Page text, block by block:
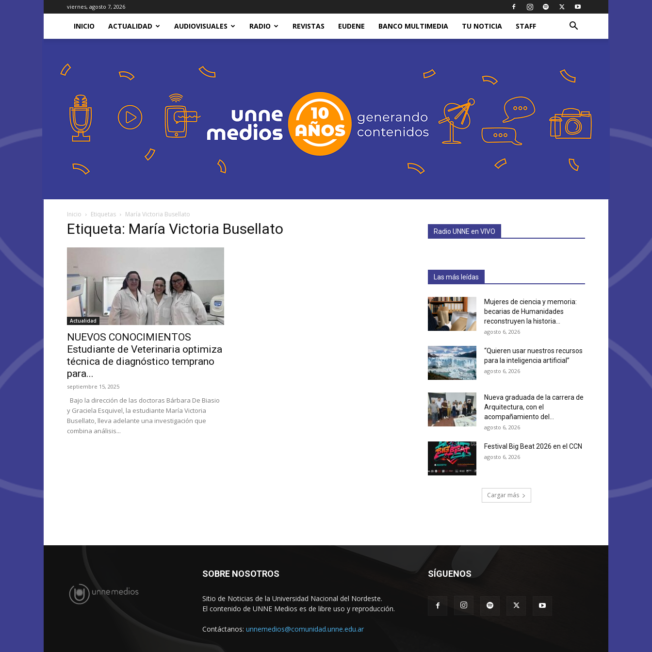
viernes, agosto 7, 2026
INICIO ACTUALIDAD AUDIOVISUALES RADIO REVISTAS EUDENE BANCO MULTIMEDIA TU NOTICIA STAFF
Inicio Etiquetas María Victoria Busellato
Etiqueta: María Victoria Busellato
Actualidad
NUEVOS CONOCIMIENTOS
Estudiante de Veterinaria optimiza
técnica de diagnóstico temprano
para...
septiembre 15, 2025
Bajo la dirección de las doctoras Bárbara De Biasio
y Graciela Esquivel, la estudiante María Victoria
Busellato, lleva adelante una investigación que
combina análisis...
Radio UNNE en VIVO
Las más leídas
Mujeres de ciencia y memoria:
becarias de Humanidades
reconstruyen la historia...
agosto 6, 2026
“Quieren usar nuestros recursos
para la inteligencia artificial”
agosto 6, 2026
Nueva graduada de la carrera de
Arquitectura, con el
acompañamiento del...
agosto 6, 2026
Festival Big Beat 2026 en el CCN
agosto 6, 2026
Cargar más
SOBRE NOSOTROS
Sitio de Noticias de la Universidad Nacional del Nordeste.
El contenido de UNNE Medios es de libre uso y reproducción.
Contáctanos: unnemedios@comunidad.unne.edu.ar
SÍGUENOS